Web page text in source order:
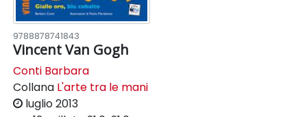
9788878741843
Vincent Van Gogh
Conti Barbara
Collana L'arte tra le mani
luglio 2013